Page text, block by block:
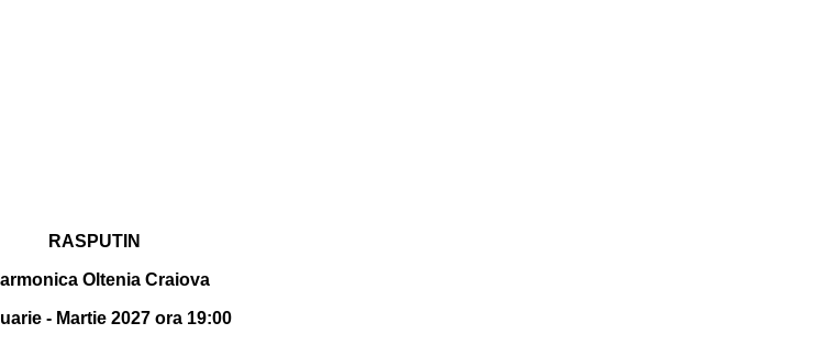
RASPUTIN
Oltenia Craiova
- Martie 2027 ora 19:00